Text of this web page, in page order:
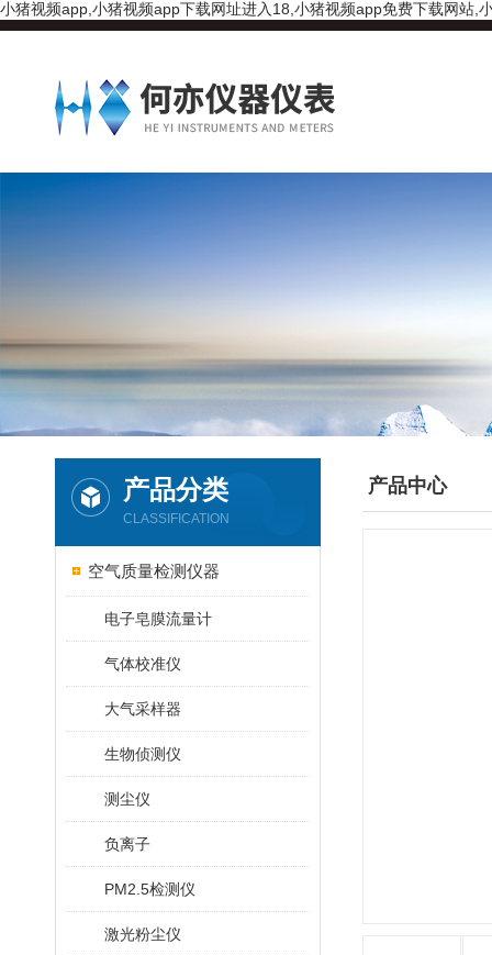
小猪视频app,小猪视频app下载网址进入18,小猪视频app免费下载网站,
产品分类
CLASSIFICATION
空气质量检测仪器
电子皂膜流量计
气体校准仪
大气采样器
生物侦测仪
测尘仪
负离子
PM2.5检测仪
激光粉尘仪
产品中心